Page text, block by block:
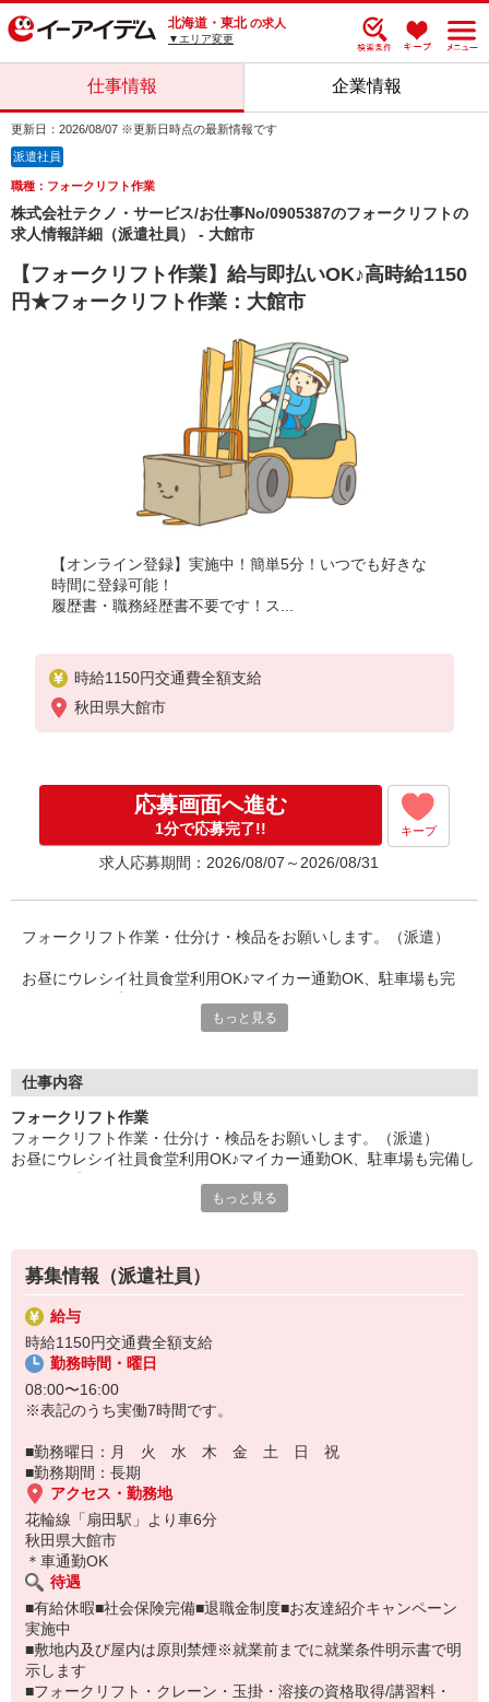
北海道・東北 の求人
▼エリア変更
仕事情報 企業情報
更新日：2026/08/07 ※更新日時点の最新情報です
派遣社員
職種：フォークリフト作業
株式会社テクノ・サービス/お仕事No/0905387のフォークリフトの
求人情報詳細（派遣社員） - 大館市
【フォークリフト作業】給与即払いOK♪高時給1150
円★フォークリフト作業：大館市
【オンライン登録】実施中！簡単5分！いつでも好きな
時間に登録可能！
履歴書・職務経歴書不要です！ス...
時給1150円交通費全額支給
秋田県大館市
応募画面へ進む
1分で応募完了!! キープ
求人応募期間：2026/08/07～2026/08/31
フォークリフト作業・仕分け・検品をお願いします。（派遣）
お昼にウレシイ社員食堂利用OK♪マイカー通勤OK、駐車場も完
土日祝勤務可能な方必見！40代の方など幅広く活躍中です！ご応
があります。詳細はオペレーターへお問い合わせください。
『テクノ・サービス』は、派遣業界大手スタッフサービスグルー
プです。
全国にあるお仕事の中から、一人ひとりのスキルや希望条件に応
じたお仕事をご案内します。
安全管理体制も万全ですので安心してご就業いただけます。
登録方法は、【オンライン】【電話】【登録会来場】の3つから
選べます♪
★★履歴書・証明写真は不要！★★
また、ご登録済の方はお仕事の紹介がスムーズです。
ご応募お待ちしています。
もっと見る
仕事内容
フォークリフト作業
フォークリフト作業・仕分け・検品をお願いします。（派遣）
お昼にウレシイ社員食堂利用OK♪マイカー通勤OK、駐車場も完備し
土日祝勤務可能な方必見！40代の方など幅広く活躍中です！ご応募
もっと見る
募集情報（派遣社員）
給与
時給1150円交通費全額支給
勤務時間・曜日
08:00〜16:00
※表記のうち実働7時間です。
■勤務曜日：月 火 水 木 金 土 日 祝
■勤務期間：長期
アクセス・勤務地
花輪線「扇田駅」より車6分
秋田県大館市
＊車通勤OK
待遇
■有給休暇■社会保険完備■退職金制度■お友達紹介キャンペーン
実施中
■敷地内及び屋内は原則禁煙※就業前までに就業条件明示書で明
示します
■フォークリフト・クレーン・玉掛・溶接の資格取得/講習料・